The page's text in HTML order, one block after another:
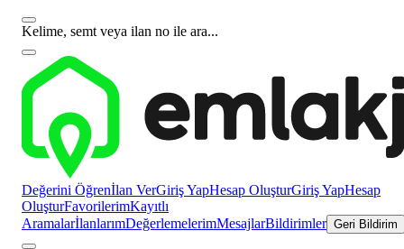
Kelime, semt veya ilan no ile ara...
Değerini Öğrenİlan VerGiriş YapHesap OluşturGiriş YapHesap
OluşturFavorilerimKayıtlı
AramalarİlanlarımDeğerlemelerimMesajlarBildirimler Geri Bildirim